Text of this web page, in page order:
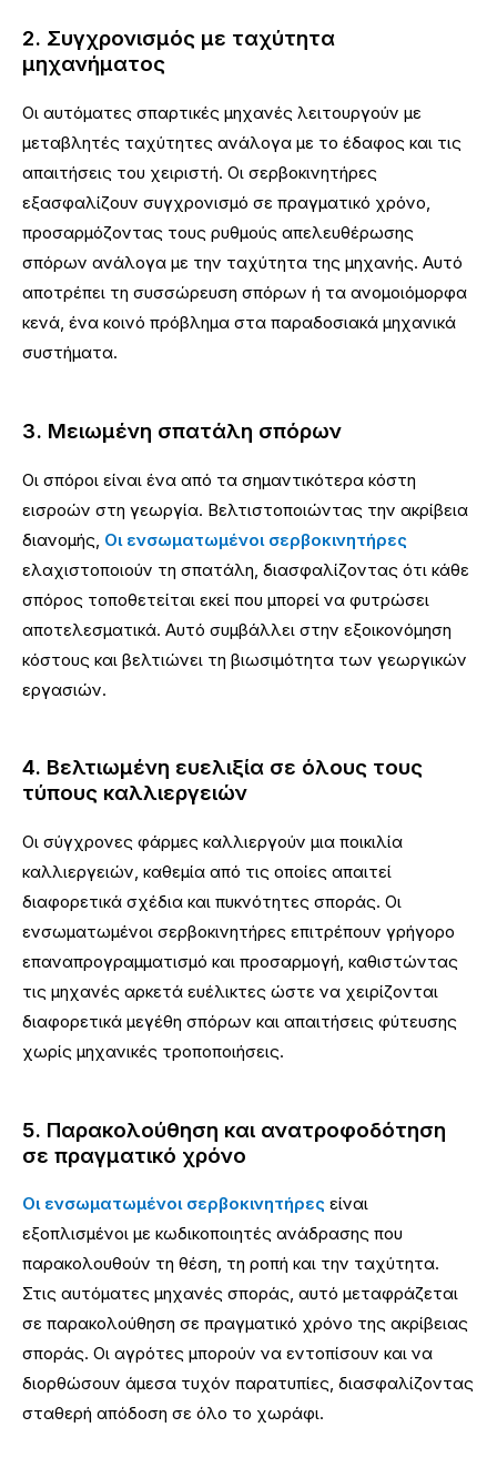
2. Συγχρονισμός με ταχύτητα
μηχανήματος
Οι αυτόματες σπαρτικές μηχανές λειτουργούν με
μεταβλητές ταχύτητες ανάλογα με το έδαφος και τις
απαιτήσεις του χειριστή. Οι σερβοκινητήρες
εξασφαλίζουν συγχρονισμό σε πραγματικό χρόνο,
προσαρμόζοντας τους ρυθμούς απελευθέρωσης
σπόρων ανάλογα με την ταχύτητα της μηχανής. Αυτό
αποτρέπει τη συσσώρευση σπόρων ή τα ανομοιόμορφα
κενά, ένα κοινό πρόβλημα στα παραδοσιακά μηχανικά
συστήματα.
3. Μειωμένη σπατάλη σπόρων
Οι σπόροι είναι ένα από τα σημαντικότερα κόστη
εισροών στη γεωργία. Βελτιστοποιώντας την ακρίβεια
διανομής, Οι ενσωματωμένοι σερβοκινητήρες
ελαχιστοποιούν τη σπατάλη, διασφαλίζοντας ότι κάθε
σπόρος τοποθετείται εκεί που μπορεί να φυτρώσει
αποτελεσματικά. Αυτό συμβάλλει στην εξοικονόμηση
κόστους και βελτιώνει τη βιωσιμότητα των γεωργικών
εργασιών.
4. Βελτιωμένη ευελιξία σε όλους τους
τύπους καλλιεργειών
Οι σύγχρονες φάρμες καλλιεργούν μια ποικιλία
καλλιεργειών, καθεμία από τις οποίες απαιτεί
διαφορετικά σχέδια και πυκνότητες σποράς. Οι
ενσωματωμένοι σερβοκινητήρες επιτρέπουν γρήγορο
επαναπρογραμματισμό και προσαρμογή, καθιστώντας
τις μηχανές αρκετά ευέλικτες ώστε να χειρίζονται
διαφορετικά μεγέθη σπόρων και απαιτήσεις φύτευσης
χωρίς μηχανικές τροποποιήσεις.
5. Παρακολούθηση και ανατροφοδότηση
σε πραγματικό χρόνο
Οι ενσωματωμένοι σερβοκινητήρες είναι
εξοπλισμένοι με κωδικοποιητές ανάδρασης που
παρακολουθούν τη θέση, τη ροπή και την ταχύτητα.
Στις αυτόματες μηχανές σποράς, αυτό μεταφράζεται
σε παρακολούθηση σε πραγματικό χρόνο της ακρίβειας
σποράς. Οι αγρότες μπορούν να εντοπίσουν και να
διορθώσουν άμεσα τυχόν παρατυπίες, διασφαλίζοντας
σταθερή απόδοση σε όλο το χωράφι.